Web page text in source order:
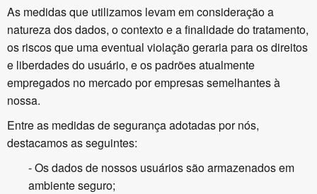
As medidas que utilizamos levam em consideração a
natureza dos dados, o contexto e a finalidade do tratamento,
os riscos que uma eventual violação geraria para os direitos
e liberdades do usuário, e os padrões atualmente
empregados no mercado por empresas semelhantes à
nossa.
Entre as medidas de segurança adotadas por nós,
destacamos as seguintes:
- Os dados de nossos usuários são armazenados em
ambiente seguro;